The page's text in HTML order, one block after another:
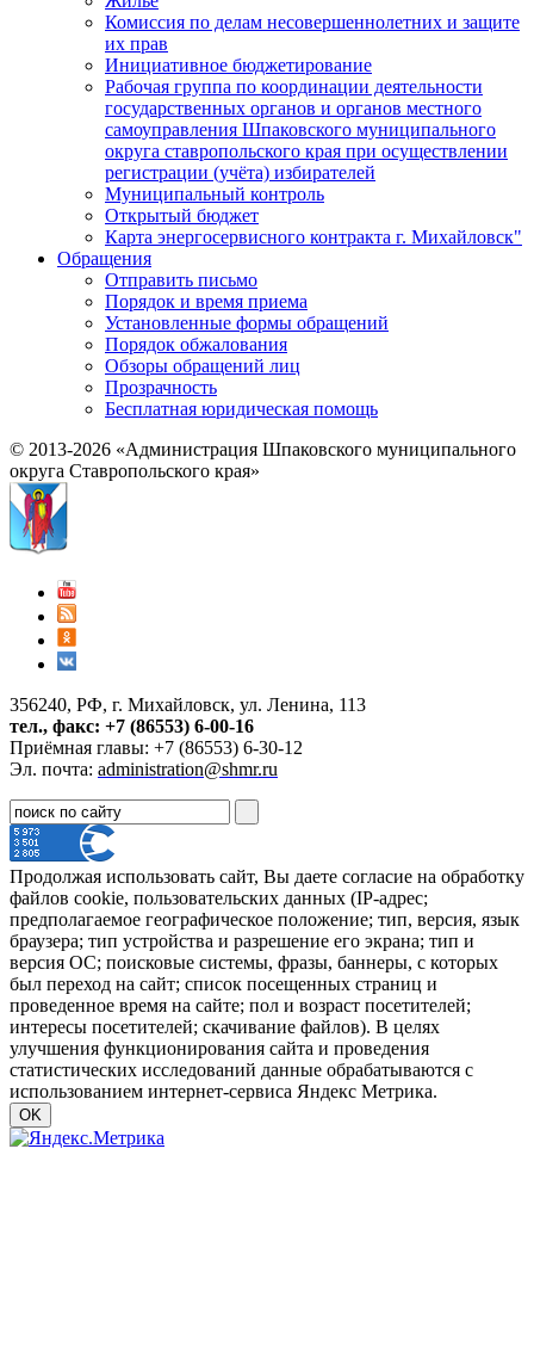
Комиссия по делам несовершеннолетних и защите
их прав
Инициативное бюджетирование
Рабочая группа по координации деятельности
государственных органов и органов местного
самоуправления Шпаковского муниципального
округа ставропольского края при осуществлении
регистрации (учёта) избирателей
Муниципальный контроль
Открытый бюджет
Карта энергосервисного контракта г. Михайловск"
Обращения
Отправить письмо
Порядок и время приема
Установленные формы обращений
Порядок обжалования
Обзоры обращений лиц
Прозрачность
Бесплатная юридическая помощь
© 2013-2026 «Администрация Шпаковского муниципального
округа Ставропольского края»
356240, РФ, г. Михайловск, ул. Ленина, 113
тел., факс: +7 (86553) 6-00-16
Приёмная главы: +7 (86553) 6-30-12
Эл. почта: administration@shmr.ru
Продолжая использовать сайт, Вы даете согласие на обработку
файлов cookie, пользовательских данных (IP-адрес;
предполагаемое географическое положение; тип, версия, язык
браузера; тип устройства и разрешение его экрана; тип и
версия ОС; поисковые системы, фразы, баннеры, с которых
был переход на сайт; список посещенных страниц и
проведенное время на сайте; пол и возраст посетителей;
интересы посетителей; скачивание файлов). В целях
улучшения функционирования сайта и проведения
статистических исследований данные обрабатываются с
использованием интернет-сервиса Яндекс Метрика.
OK